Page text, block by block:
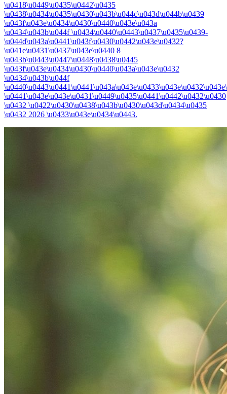
\u0418\u0449\u0435\u0442\u0435
\u0438\u0434\u0435\u0430\u043b\u044c\u043d\u044b\u0439
\u043f\u043e\u0434\u0430\u0440\u043e\u043a
\u0434\u043b\u044f \u0434\u0440\u0443\u0437\u0435\u0439-
\u044d\u043a\u0441\u043f\u0430\u0442\u043e\u0432?
\u041e\u0431\u0437\u043e\u0440 8
\u043b\u0443\u0447\u0448\u0438\u0445
\u043f\u043e\u0434\u0430\u0440\u043a\u043e\u0432
\u0434\u043b\u044f
\u0441\u043e\u043e\u0431\u0449\u0435\u0441\u0442\u0432\u0430
\u0432 \u0422\u0430\u0438\u043b\u0430\u043d\u0434\u0435
\u0432 2026 \u0433\u043e\u0434\u0443.